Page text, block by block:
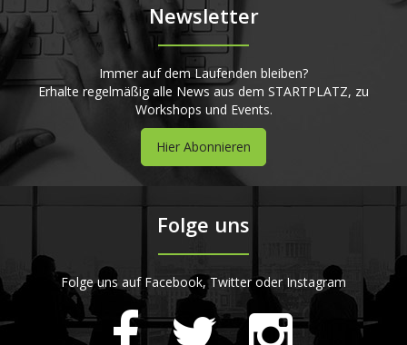
Newsletter
Immer auf dem Laufenden bleiben?
Erhalte regelmäßig alle News aus dem STARTPLATZ, zu
Workshops und Events.
Hier Abonnieren
Folge uns
Folge uns auf Facebook, Twitter oder Instagram